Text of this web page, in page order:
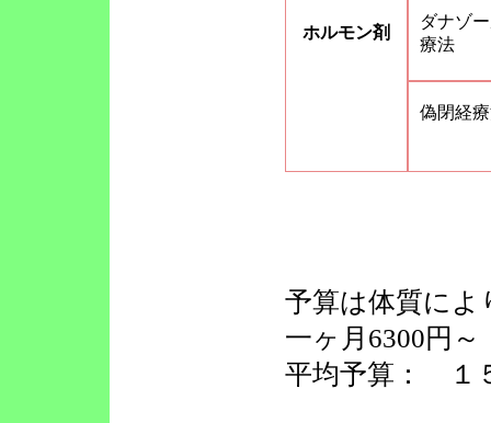
ホルモン剤
ダナゾ
療法
偽閉経
予算は体質に
一ヶ月6300
平均予算： １